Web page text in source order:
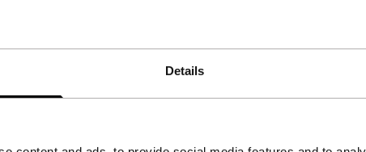
Details
loodgrijze luchten. Een ijzersterk, complex
Staten